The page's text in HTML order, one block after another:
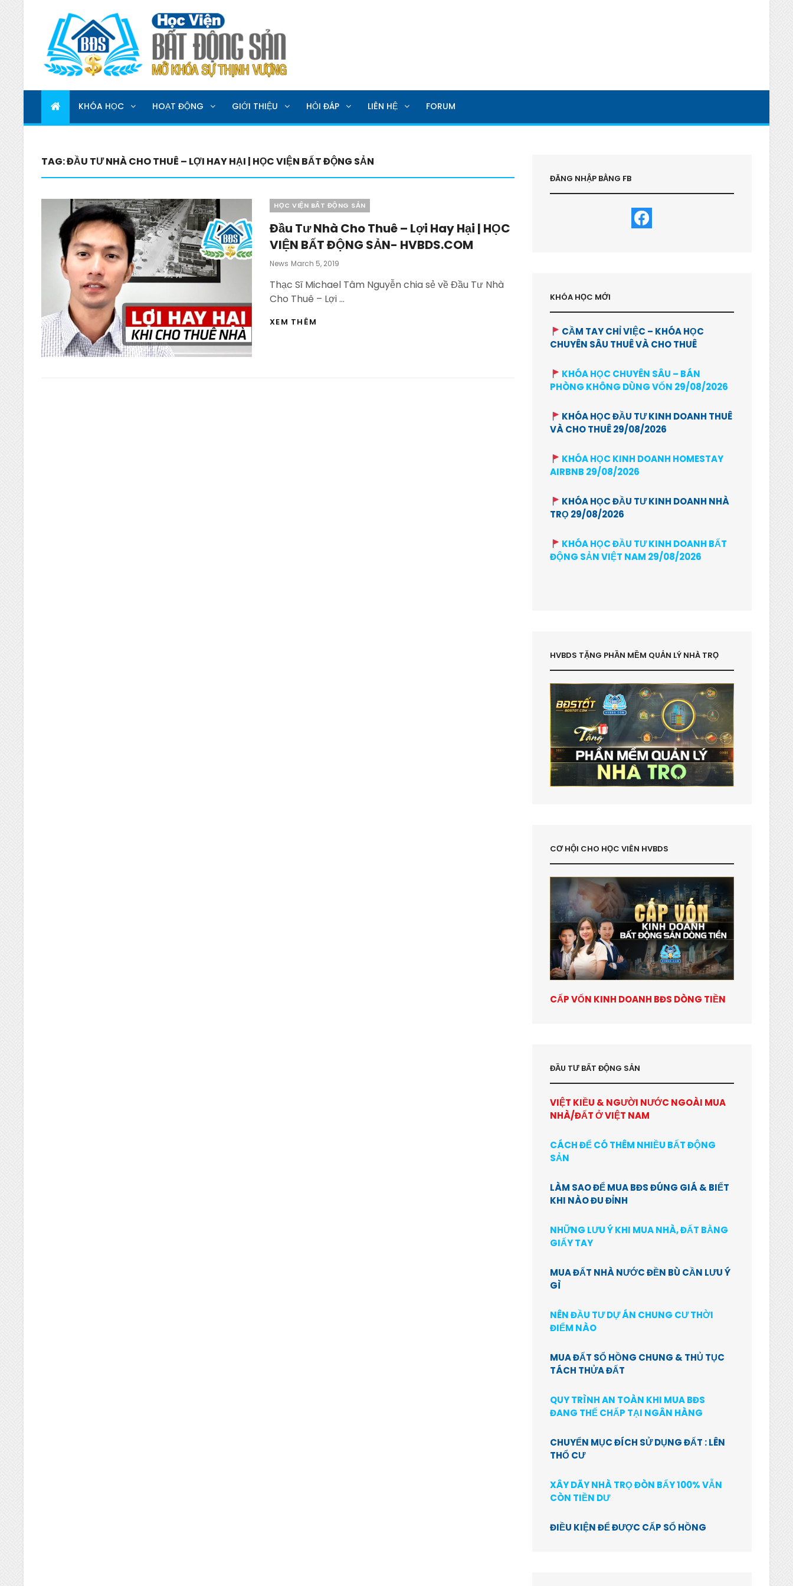
HỌC VIỆN BẤT ĐỘNG SẢN
MỞ KHOÁ SỰ THỊNH VƯỢNG
KHÓA HỌC HOẠT ĐỘNG GIỚI THIỆU HỎI ĐÁP LIÊN HỆ FORUM
TAG:ĐẦU TƯ NHÀ CHO THUÊ – LỢI HAY HẠI | HỌC VIỆN BẤT ĐỘNG SẢN
Categories
HỌC VIỆN BẤT ĐỘNG SẢN
Đầu Tư Nhà Cho Thuê – Lợi Hay Hại | HỌC
VIỆN BẤT ĐỘNG SẢN- HVBDS.COM
News Posted
March 5, 2019
Thạc Sĩ Michael Tâm Nguyễn chia sẻ về Đầu Tư Nhà
Cho Thuê – Lợi …
XEM THÊM
ĐĂNG NHẬP BẰNG FB
KHÓA HỌC MỚI
CẦM TAY CHỈ VIỆC – KHÓA HỌC
CHUYÊN SÂU THUÊ VÀ CHO THUÊ
KHÓA HỌC CHUYÊN SÂU – BÁN
PHÒNG KHÔNG DÙNG VỐN 29/08/2026
KHÓA HỌC ĐẦU TƯ KINH DOANH THUÊ
VÀ CHO THUÊ 29/08/2026
KHÓA HỌC KINH DOANH HOMESTAY
AIRBNB 29/08/2026
KHÓA HỌC ĐẦU TƯ KINH DOANH NHÀ
TRỌ 29/08/2026
KHÓA HỌC ĐẦU TƯ KINH DOANH BẤT
ĐỘNG SẢN VIỆT NAM 29/08/2026
HVBDS TẶNG PHẦN MỀM QUẢN LÝ NHÀ TRỌ
CƠ HỘI CHO HỌC VIÊN HVBDS
CẤP VỐN KINH DOANH BĐS DÒNG TIỀN
ĐẦU TƯ BẤT ĐỘNG SẢN
VIỆT KIỀU & NGƯỜI NƯỚC NGOÀI MUA
NHÀ/ĐẤT Ở VIỆT NAM
CÁCH ĐỂ CÓ THÊM NHIỀU BẤT ĐỘNG
SẢN
LÀM SAO ĐỂ MUA BĐS ĐÚNG GIÁ & BIẾT
KHI NÀO ĐU ĐỈNH
NHỮNG LƯU Ý KHI MUA NHÀ, ĐẤT BẰNG
GIẤY TAY
MUA ĐẤT NHÀ NƯỚC ĐỀN BÙ CẦN LƯU Ý
GÌ
NÊN ĐẦU TƯ DỰ ÁN CHUNG CƯ THỜI
ĐIỂM NÀO
MUA ĐẤT SỔ HỒNG CHUNG & THỦ TỤC
TÁCH THỬA ĐẤT
QUY TRÌNH AN TOÀN KHI MUA BĐS
ĐANG THẾ CHẤP TẠI NGÂN HÀNG
CHUYỂN MỤC ĐÍCH SỬ DỤNG ĐẤT : LÊN
THỔ CƯ
XÂY DÃY NHÀ TRỌ ĐÒN BẨY 100% VẪN
CÒN TIỀN DƯ
ĐIỀU KIỆN ĐỂ ĐƯỢC CẤP SỔ HỒNG